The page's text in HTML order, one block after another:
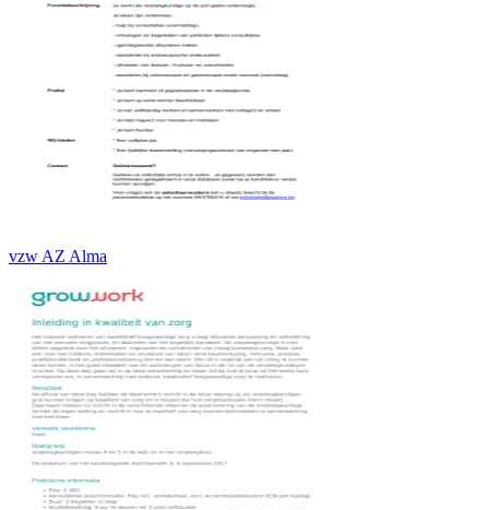
vzw AZ Alma